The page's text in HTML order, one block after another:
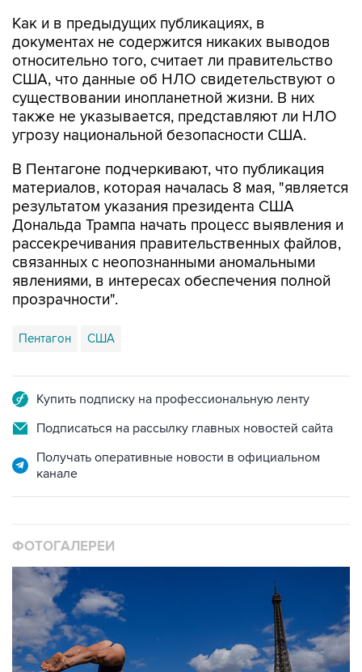
Как и в предыдущих публикациях, в
документах не содержится никаких выводов
относительно того, считает ли правительство
США, что данные об НЛО свидетельствуют о
существовании инопланетной жизни. В них
также не указывается, представляют ли НЛО
угрозу национальной безопасности США.
В Пентагоне подчеркивают, что публикация
материалов, которая началась 8 мая, "является
результатом указания президента США
Дональда Трампа начать процесс выявления и
рассекречивания правительственных файлов,
связанных с неопознанными аномальными
явлениями, в интересах обеспечения полной
прозрачности".
Пентагон США
Купить подписку на профессиональную ленту
Подписаться на рассылку главных новостей сайта
Получать оперативные новости в официальном
канале
ФОТОГАЛЕРЕИ